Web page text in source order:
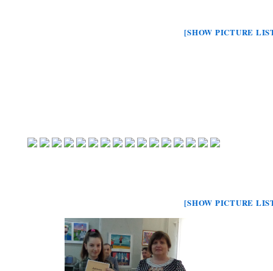
[SHOW PICTURE
[SHOW PICTURE